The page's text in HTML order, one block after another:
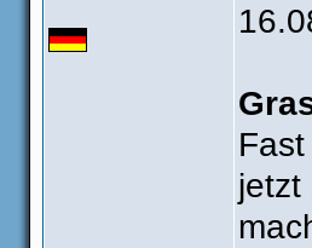
jetzt